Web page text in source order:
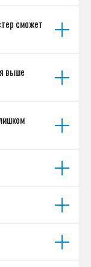
сможет
выше